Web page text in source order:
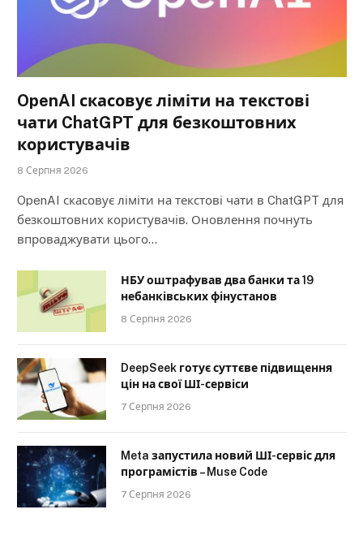
OpenAI скасовує ліміти на текстові
чати ChatGPT для безкоштовних
користувачів
8 Серпня 2026
OpenAI скасовує ліміти на текстові чати в ChatGPT для
безкоштовних користувачів. Оновлення почнуть
впроваджувати цього…
НБУ оштрафував два банки та 19
небанківських фінустанов
8 Серпня 2026
DeepSeek готує суттєве підвищення
цін на свої ШІ-сервіси
7 Серпня 2026
Meta запустила новий ШІ-сервіс для
програмістів – Muse Code
7 Серпня 2026